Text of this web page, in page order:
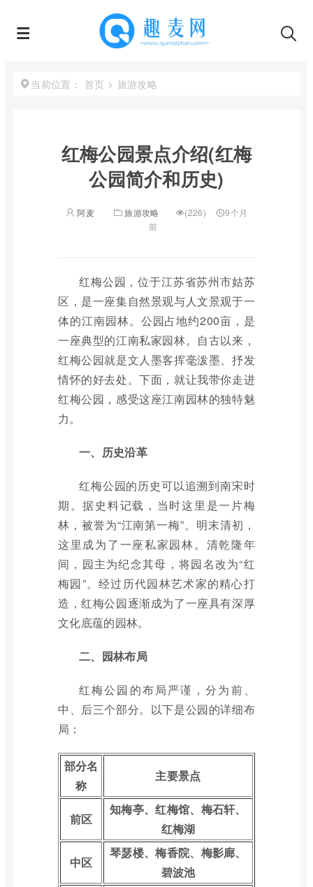
当前位置： 首页 > 旅游攻略
红梅公园景点介绍(红梅
公园简介和历史)
阿麦 旅游攻略 (226)
9个月
前
红梅公园，位于江苏省苏州市姑苏
区，是一座集自然景观与人文景观于一
体的江南园林。公园占地约200亩，是
一座典型的江南私家园林。自古以来，
红梅公园就是文人墨客挥毫泼墨、抒发
情怀的好去处。下面，就让我带你走进
红梅公园，感受这座江南园林的独特魅
力。
一、历史沿革
红梅公园的历史可以追溯到南宋时
期。据史料记载，当时这里是一片梅
林，被誉为“江南第一梅”。明末清初，
这里成为了一座私家园林。清乾隆年
间，园主为纪念其母，将园名改为“红
梅园”。经过历代园林艺术家的精心打
造，红梅公园逐渐成为了一座具有深厚
文化底蕴的园林。
二、园林布局
红梅公园的布局严谨，分为前、
中、后三个部分。以下是公园的详细布
局：
部分名
称
主要景点
前区
知梅亭、红梅馆、梅石轩、
红梅湖
中区
琴瑟楼、梅香院、梅影廊、
碧波池